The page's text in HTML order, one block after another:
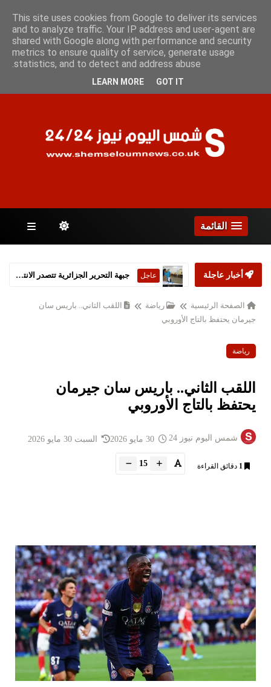
الجمعة 7 أغسطس 2026
الصفحات
القائمة
أخبار عاجلة عاجل ستارمر يعلن استقالته من رئاسة الحكومة البريطانية
الصفحة الرئيسية رياضة
اللقب الثاني.. باريس سان
جيرمان يحتفظ بالتاج الأوروبي
رياضة
اللقب الثاني.. باريس سان جيرمان
يحتفظ بالتاج الأوروبي
شمس اليوم نيوز 24 السبت 30 مايو 2026
1 دقائق القراءة 15
This site uses cookies from Google to deliver its services
and to analyze traffic. Your IP address and user-agent are
shared with Google along with performance and security
metrics to ensure quality of service, generate usage
statistics, and to detect and address abuse.
LEARN MORE GOT IT